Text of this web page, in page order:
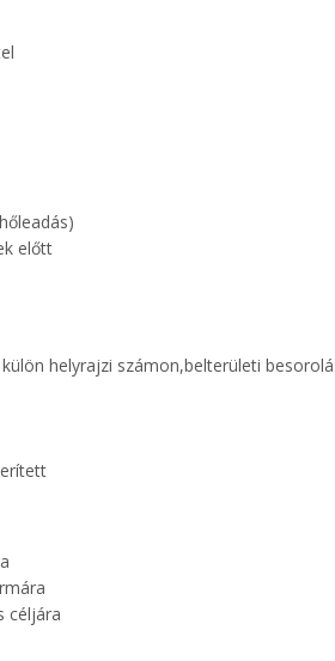
előtt
helyrajzi számon,belterületi
céljára